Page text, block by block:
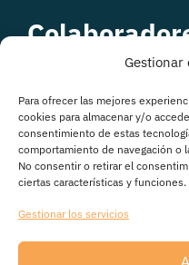
Para ofrecer las mejores
cookies para almacenar y/o
consentimiento de estas
comportamiento de navegación o
No consentir o retirar el
ciertas características y funciones.
Gestionar los servicios